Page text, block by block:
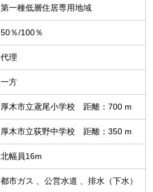
第一種低層住居専用地域
50％/100％
代理
一方
厚木市立鳶尾小学校 距離：700 m
厚木市立荻野中学校 距離：350 m
北幅員16m
都市ガス 、公営水道 、排水（下水）